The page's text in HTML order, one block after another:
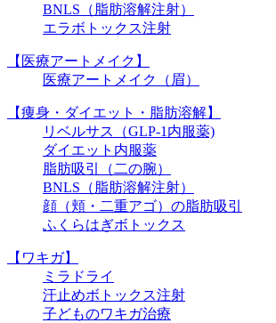
BNLS（脂肪溶解注射）
エラボトックス注射
【医療アートメイク】
医療アートメイク（眉）
【痩身・ダイエット・脂肪溶解】
リベルサス（GLP-1内服薬)
ダイエット内服薬
脂肪吸引（二の腕）
BNLS（脂肪溶解注射）
顔（頬・二重アゴ）の脂肪吸引
ふくらはぎボトックス
【ワキガ】
ミラドライ
汗止めボトックス注射
子どものワキガ治療